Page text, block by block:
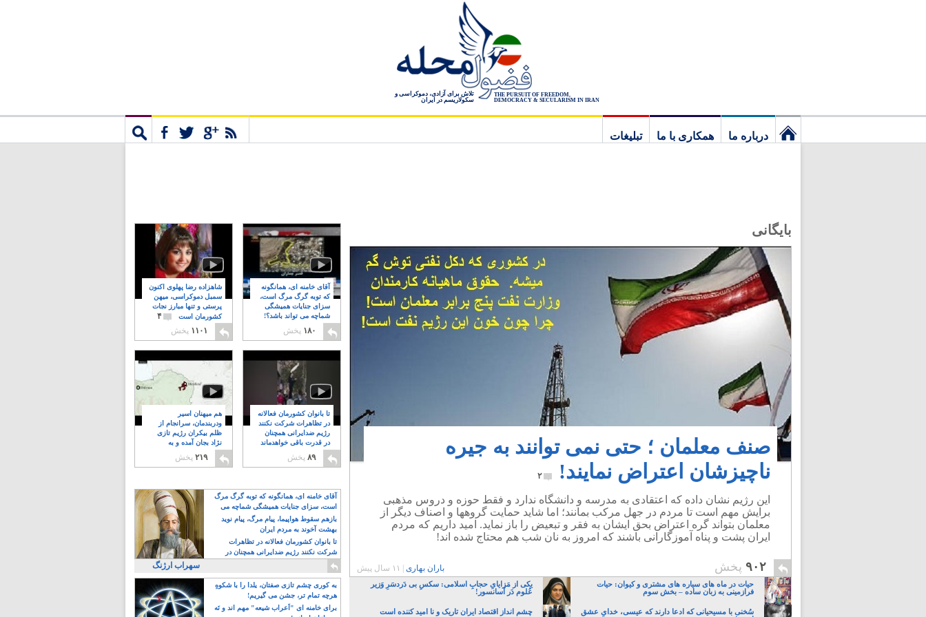
THE PURSUIT OF FREEDOM,
DEMOCRACY & SECULARISM IN IRAN
تلاش برای آزادی، دموکراسی و
سکولاریسم در ایران
درباره ما همکاری با ما
تبلیغات
بایگانی
صنف معلمان ؛ حتی نمی توانند به جیره
ناچیزشان اعتراض نمایند!
۲
این رژیم نشان داده که اعتقادی به مدرسه و دانشگاه ندارد و فقط حوزه و دروس مذهبی
برایش مهم است تا مردم در جهل مرکب بمانند؛ اما شاید حمایت گروهها و اصناف دیگر از
معلمان بتواند گره اعتراض بحق ایشان به فقر و تبعیض را باز نماید. امید داریم که مردم
ایران پشت و پناه آموزگارانی باشند که امروز به نان شب هم محتاج شده اند!
۹۰۲ پخش باران بهاری ۱۱ سال پیش
حیات در ماه های سیاره های مشتری و کیوان: حیات
فرازمینی به زبان ساده – بخش سوم
یکی از مَزایایِ حجابِ اسلامی: سکسِ بی دَردسَرِ وَزیر
عُلوم دَر آسانسور!
سُخنی با مسیحیانی که ادعا دارند که عیسی، خدایِ عشق
چشم انداز اقتصاد ایران تاریک و نا امید کننده است
شاهزاده رضا پهلوی اکنون
سمبل دموکراسی، میهن
پرستی و تنها مبارز نجات
کشورمان است
۴
۱۱۰۱ پخش
آقای خامنه ای، همانگونه
که توبه گرگ مرگ است،
سزای جنایات همیشگی
شماچه می تواند باشد؟!
۸
۱۸۰ پخش
هم میهنان اسیر
ودربندمان، سرانجام از
ظلم بیکران رژیم تازی
نژاد بجان آمده و به
۲۱۹ پخش
تا بانوان کشورمان فعالانه
در تظاهرات شرکت نکنند
رژیم ضدایرانی همچنان
در قدرت باقی خواهدماند
۸
۸۹ پخش
آقای خامنه ای، همانگونه که توبه گرگ مرگ
است، سزای جنایات همیشگی شماچه می
تواند باشد؟!
بازهم سقوط هواپیما، پیام مرگ، پیام نوید
بهشت آخوند به مردم ایران
تا بانوان کشورمان فعالانه در تظاهرات
شرکت نکنند رژیم ضدایرانی همچنان در
قدرت باقی خواهدماند
سهراب ارژنگ
به کوری چشم تازی صفتان، یلدا را با شکوهِ
هرچه تمام تر، جشن می گیریم!
برای خامنه ای "اَعراب شیعه" مهم اند و نَه